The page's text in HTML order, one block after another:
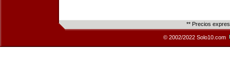
** Precios
© 2002/2022 Solo10.com